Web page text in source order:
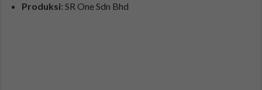
Produksi: SR One Sdn Bhd